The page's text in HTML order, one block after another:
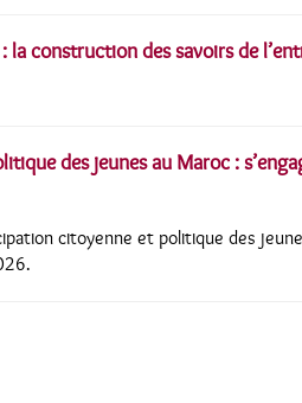
la construction des savoirs de
des jeunes au Maroc :
citoyenne et politique des